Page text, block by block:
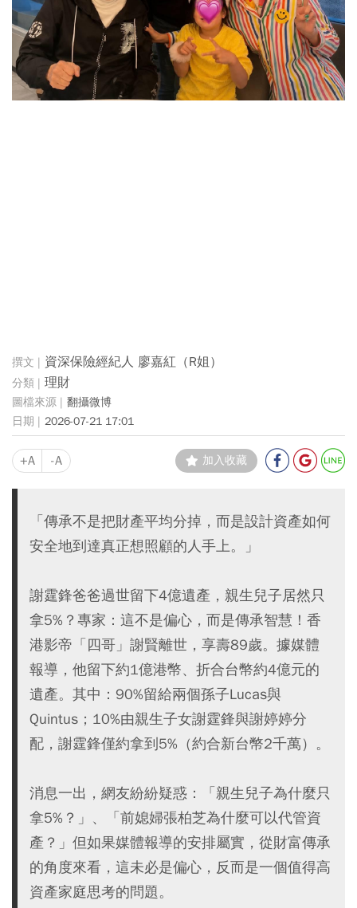
資深保險經紀人 廖嘉紅（R姐）
理財
翻攝微博
2026-07-21 17:01
+A -A 加入收藏
「傳承不是把財產平均分掉，而是設計資產如何
安全地到達真正想照顧的人手上。」
謝霆鋒爸爸過世留下4億遺產，親生兒子居然只
拿5%？專家：這不是偏心，而是傳承智慧！香
港影帝「四哥」謝賢離世，享壽89歲。據媒體
報導，他留下約1億港幣、折合台幣約4億元的
遺產。其中：90%留給兩個孫子Lucas與
Quintus；10%由親生子女謝霆鋒與謝婷婷分
配，謝霆鋒僅約拿到5%（約合新台幣2千萬）。
消息一出，網友紛紛疑惑：「親生兒子為什麼只
拿5%？」、「前媳婦張柏芝為什麼可以代管資
產？」但如果媒體報導的安排屬實，從財富傳承
的角度來看，這未必是偏心，反而是一個值得高
資產家庭思考的問題。